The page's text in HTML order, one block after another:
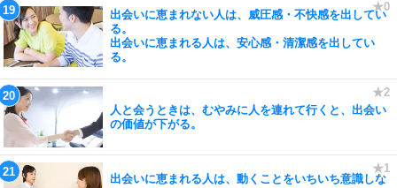
出会いに恵まれない人は、威圧感・不快感を出してい
る。
出会いに恵まれる人は、安心感・清潔感を出してい
る。
人と会うときは、むやみに人を連れて行くと、出会い
の価値が下がる。
出会いに恵まれる人は、動くことをいちいち意識しな